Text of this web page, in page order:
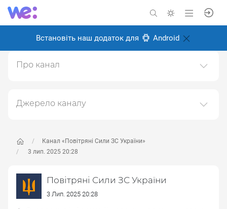
Встановіть наш додаток для Android
Канал «Повітряні Сили ЗС України»
3 лип. 2025 20:28
Повітряні Сили ЗС України
3 Лип. 2025 20:28
Про канал
УКРАЇНИ (Facebook, YouTube, Tiktok, WhatsApp,
Створено: 6 листопада 2024
Відповідальні:
Джерело каналу
його популяризації та збільшення аудиторії його
підписників.
отримання повної інформації про Автора, чи
предмет допису.